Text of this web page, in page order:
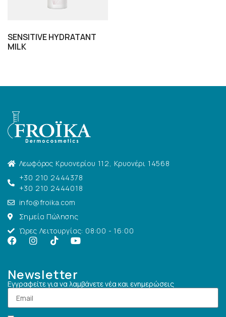
SENSITIVE HYDRATANT
MILK
Λεωφόρος Κρυονερίου 112, Κρυονέρι 14568
+30 210 2444378
+30 210 2444018
info@froika.com
Σημεία Πώλησης
Ώρες Λειτουργίας: 08:00 - 16:00
Newsletter
Εγγραφείτε για να λαμβάνετε νέα και ενημερώσεις